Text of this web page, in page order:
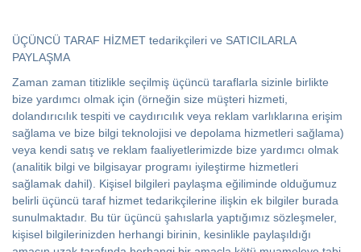
ÜÇÜNCÜ TARAF HİZMET tedarikçileri ve SATICILARLA
PAYLAŞMA
Zaman zaman titizlikle seçilmiş üçüncü taraflarla sizinle birlikte
bize yardımcı olmak için (örneğin size müşteri hizmeti,
dolandırıcılık tespiti ve caydırıcılık veya reklam varlıklarına erişim
sağlama ve bize bilgi teknolojisi ve depolama hizmetleri sağlama)
veya kendi satış ve reklam faaliyetlerimizde bize yardımcı olmak
(analitik bilgi ve bilgisayar programı iyileştirme hizmetleri
sağlamak dahil). Kişisel bilgileri paylaşma eğiliminde olduğumuz
belirli üçüncü taraf hizmet tedarikçilerine ilişkin ek bilgiler burada
sunulmaktadır. Bu tür üçüncü şahıslarla yaptığımız sözleşmeler,
kişisel bilgilerinizden herhangi birinin, kesinlikle paylaşıldığı